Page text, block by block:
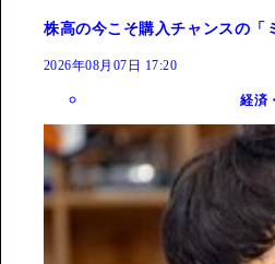
株高の今こそ購入チャンスの「
2026年08月07日 17:20
経済